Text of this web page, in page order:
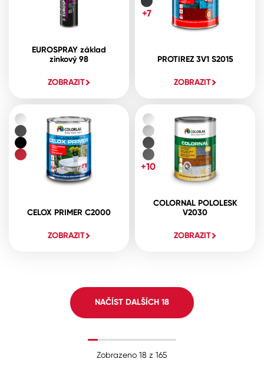
EUROSPRAY základ
zinkový 98
ZOBRAZIT
PROTIREZ 3V1 S2015
ZOBRAZIT
+7
CELOX PRIMER C2000
ZOBRAZIT
COLORNAL POLOLESK
V2030
ZOBRAZIT
+10
NAČÍST DALŠÍCH 18
Zobrazeno 18 z 165